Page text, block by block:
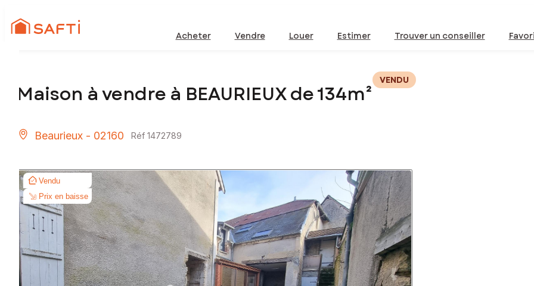
Acheter Vendre Louer Estimer Trouver un conseiller
Maison à vendre à BEAURIEUX de 134m²
VENDU
Beaurieux - 02160 Réf 1472789
Vendu
Prix en baisse